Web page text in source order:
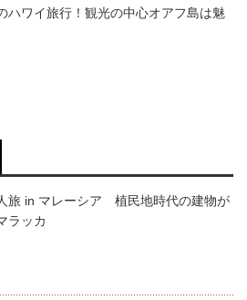
ハワイ旅行！観光の中心オアフ島は魅
旅 in マレーシア 植民地時代の建物が
ラッカ